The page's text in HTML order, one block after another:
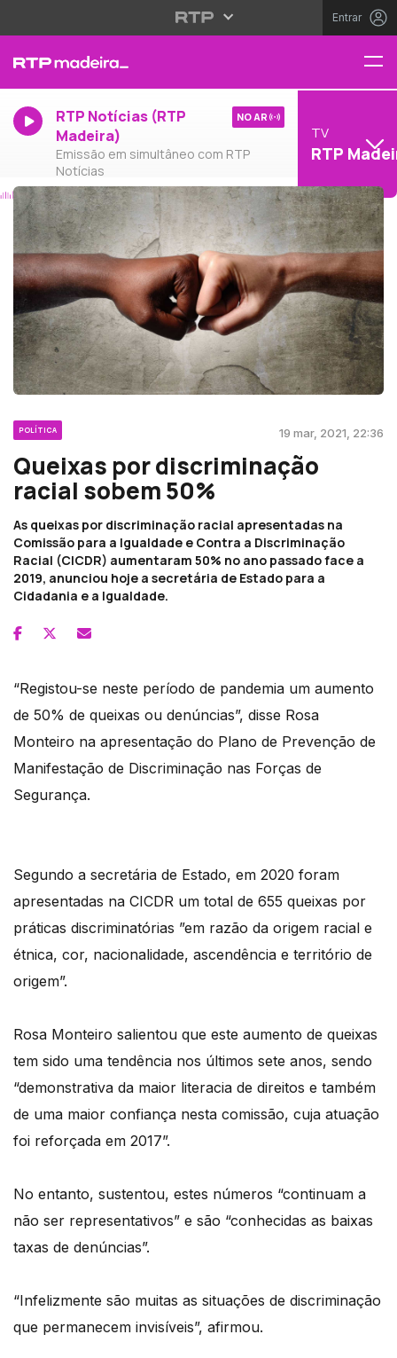
Entrar
RTP Notícias (RTP
Madeira)
Emissão em simultâneo com RTP
Notícias
NO AR
TV
RTP
POLÍTICA 19 mar, 2021, 22:36
Queixas por discriminação
racial sobem 50%
As queixas por discriminação racial apresentadas na
Comissão para a Igualdade e Contra a Discriminação
Racial (CICDR) aumentaram 50% no ano passado face a
2019, anunciou hoje a secretária de Estado para a
Cidadania e a Igualdade.
“Registou-se neste período de pandemia um aumento
de 50% de queixas ou denúncias”, disse Rosa
Monteiro na apresentação do Plano de Prevenção de
Manifestação de Discriminação nas Forças de
Segurança.
Segundo a secretária de Estado, em 2020 foram
apresentadas na CICDR um total de 655 queixas por
práticas discriminatórias ”em razão da origem racial e
étnica, cor, nacionalidade, ascendência e território de
origem”.
Rosa Monteiro salientou que este aumento de queixas
tem sido uma tendência nos últimos sete anos, sendo
“demonstrativa da maior literacia de direitos e também
de uma maior confiança nesta comissão, cuja atuação
foi reforçada em 2017”.
No entanto, sustentou, estes números “continuam a
não ser representativos” e são “conhecidas as baixas
taxas de denúncias”.
“Infelizmente são muitas as situações de discriminação
que permanecem invisíveis”, afirmou.